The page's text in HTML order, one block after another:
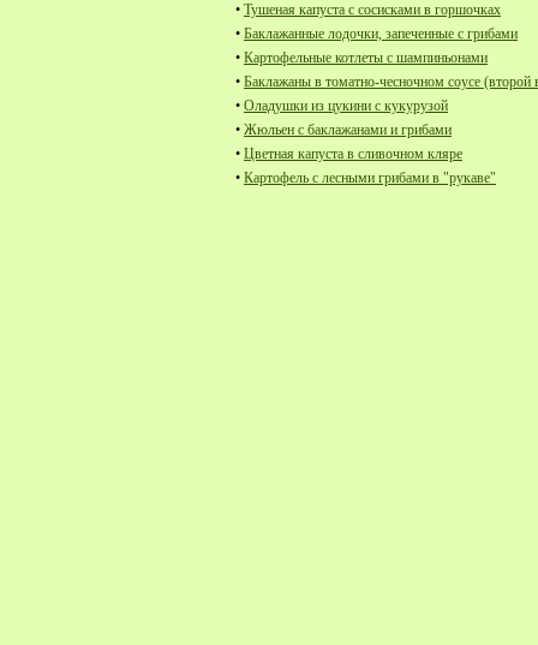
• Тушеная капуста с сосисками в горшочках
• Баклажанные лодочки, запеченные с грибами
• Картофельные котлеты с шампиньонами
• Баклажаны в томатно-чесночном соусе (второй
• Оладушки из цукини с кукурузой
• Жюльен с баклажанами и грибами
• Цветная капуста в сливочном кляре
• Картофель с лесными грибами в "рукаве"